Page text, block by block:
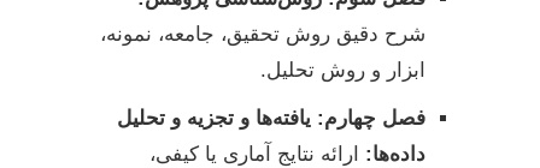
شرح دقیق روش تحقیق، جامعه، نمونه،
ابزار و روش تحلیل.
فصل چهارم: یافته‌ها و تجزیه و تحلیل
داده‌ها: ارائه نتایج آماری یا کیفی،